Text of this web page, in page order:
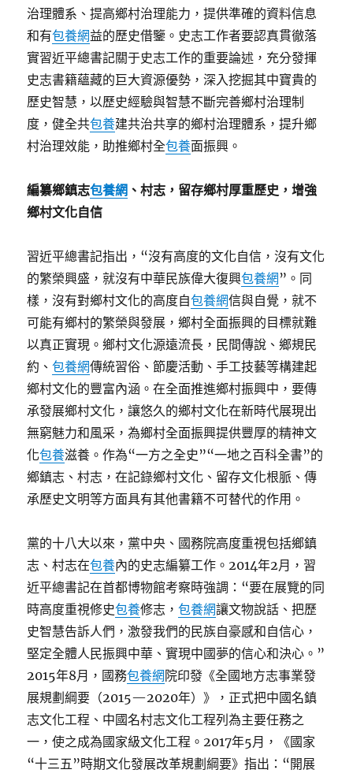
治理體系、提高鄉村治理能力，提供準確的資料信息
和有包養網益的歷史借鑒。史志工作者要認真貫徹落
實習近平總書記關于史志工作的重要論述，充分發揮
史志書籍蘊藏的巨大資源優勢，深入挖掘其中寶貴的
歷史智慧，以歷史經驗與智慧不斷完善鄉村治理制
度，健全共包養建共治共享的鄉村治理體系，提升鄉
村治理效能，助推鄉村全包養面振興。
編纂鄉鎮志包養網 、村志，留存鄉村厚重歷史，增強
鄉村文化自信
習近平總書記指出，“沒有高度的文化自信，沒有文化
的繁榮興盛，就沒有中華民族偉大復興包養網 ”。同
樣，沒有對鄉村文化的高度自包養網信與自覺，就不
可能有鄉村的繁榮與發展，鄉村全面振興的目標就難
以真正實現。鄉村文化源遠流長，民間傳說、鄉規民
約、包養網傳統習俗、節慶活動、手工技藝等構建起
鄉村文化的豐富內涵。在全面推進鄉村振興中，要傳
承發展鄉村文化，讓悠久的鄉村文化在新時代展現出
無窮魅力和風采，為鄉村全面振興提供豐厚的精神文
化包養滋養。作為“一方之全史”“一地之百科全書”的
鄉鎮志、村志，在記錄鄉村文化、留存文化根脈、傳
承歷史文明等方面具有其他書籍不可替代的作用。
黨的十八大以來，黨中央、國務院高度重視包括鄉鎮
志、村志在包養內的史志編纂工作。2014年2月，習
近平總書記在首都博物館考察時強調：“要在展覽的同
時高度重視修史包養修志，包養網讓文物說話、把歷
史智慧告訴人們，激發我們的民族自豪感和自信心，
堅定全體人民振興中華、實現中國夢的信心和決心。”
2015年8月，國務包養網 院印發《全國地方志事業發
展規劃綱要（2015—2020年）》，正式把中國名鎮
志文化工程、中國名村志文化工程列為主要任務之
一，使之成為國家級文化工程。2017年5月，《國家
“十三五”時期文化發展改革規劃綱要》指出：“開展